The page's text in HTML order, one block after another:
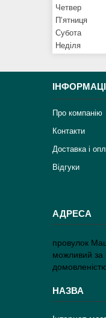
Четвер
Пʼятниця
Субота
Неділя
Про компанію
Контакти
Доставка і
Відгуки
провулок
можливий